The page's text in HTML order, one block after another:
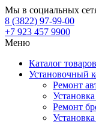
Мы в социальных
8 (3822) 97-99-00
+7 923 457 9900
Меню
Каталог товаров
Установочный
Ремонт
Ремонт